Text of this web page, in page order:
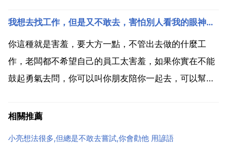
白啊，怕長相？學歷？別怕愛一個人是美好的，男人臉
皮厚點沒關係，女追男隔層紗，男追女隔個什麼來著？
二樓接上 暗...
我想去找工作，但是又不敢去，害怕別人看我的眼神，之前去找了工作，而且才去什麼都不懂，也不知道要
你這種就是害羞，要大方一點，不管出去做的什麼工
作，老闆都不希望自己的員工太害羞，如果你實在不能
鼓起勇氣去問，你可以叫你朋友陪你一起去，可以幫你
的，其實人家沒有看你像怪物一樣，只是有點好奇而
相關推薦
小亮想法很多,但總是不敢去嘗試,你會勸他 用諺語